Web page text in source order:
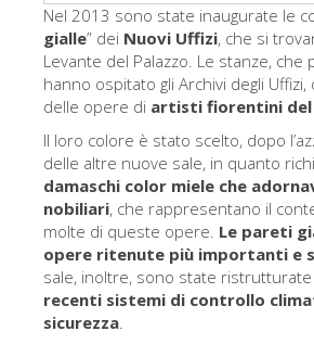
Museo di san Marco
Museo Archeologico
Opificio delle pietre
Museo Galileo
Il giardino di Boboli
La torre di Arnolfo
Corridoio Vasariano
Palazzo Vecchio
Nel 2013 sono state inaugurate le
gialle” dei Nuovi Uffizi, che si
Levante del Palazzo. Le stanze,
hanno ospitato gli Archivi degli Uffizi,
delle opere di artisti fiorentini del
Il loro colore è stato scelto, dopo
delle altre nuove sale, in quanto
damaschi color miele che
nobiliari, che rappresentano il
molte di queste opere. Le pareti
opere ritenute più importanti e
sale, inoltre, sono state
recenti sistemi di controllo
sicurezza.